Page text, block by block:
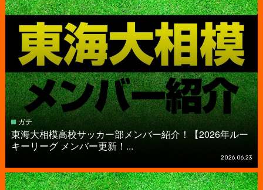
ガチ
東海大相模高校サッカー部メンバー紹介！【2026年ルー
キーリーグ メンバー更新！...
2026.06.23